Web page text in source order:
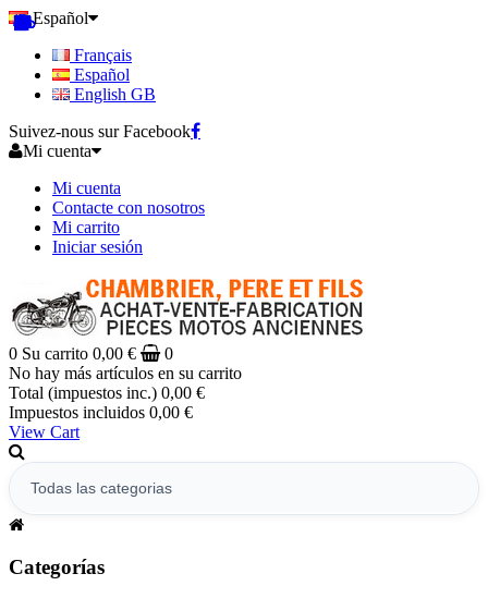
Español
Français
Español
English GB
Suivez-nous sur Facebook
Mi cuenta
Mi cuenta
Contacte con nosotros
Mi carrito
Iniciar sesión
0 Su carrito 0,00 €
0
No hay más artículos en su carrito
Total (impuestos inc.) 0,00 €
Impuestos incluidos 0,00 €
View Cart
Categorías